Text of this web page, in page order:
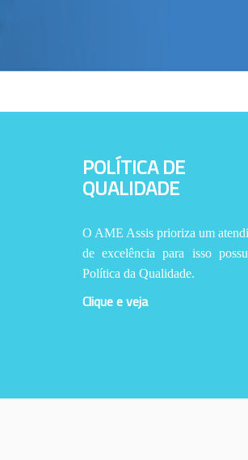
POLÍTICA DE
QUALIDADE
O AME Assis prioriza um
de excelência para isso
Política da Qualidade.
Clique e veja